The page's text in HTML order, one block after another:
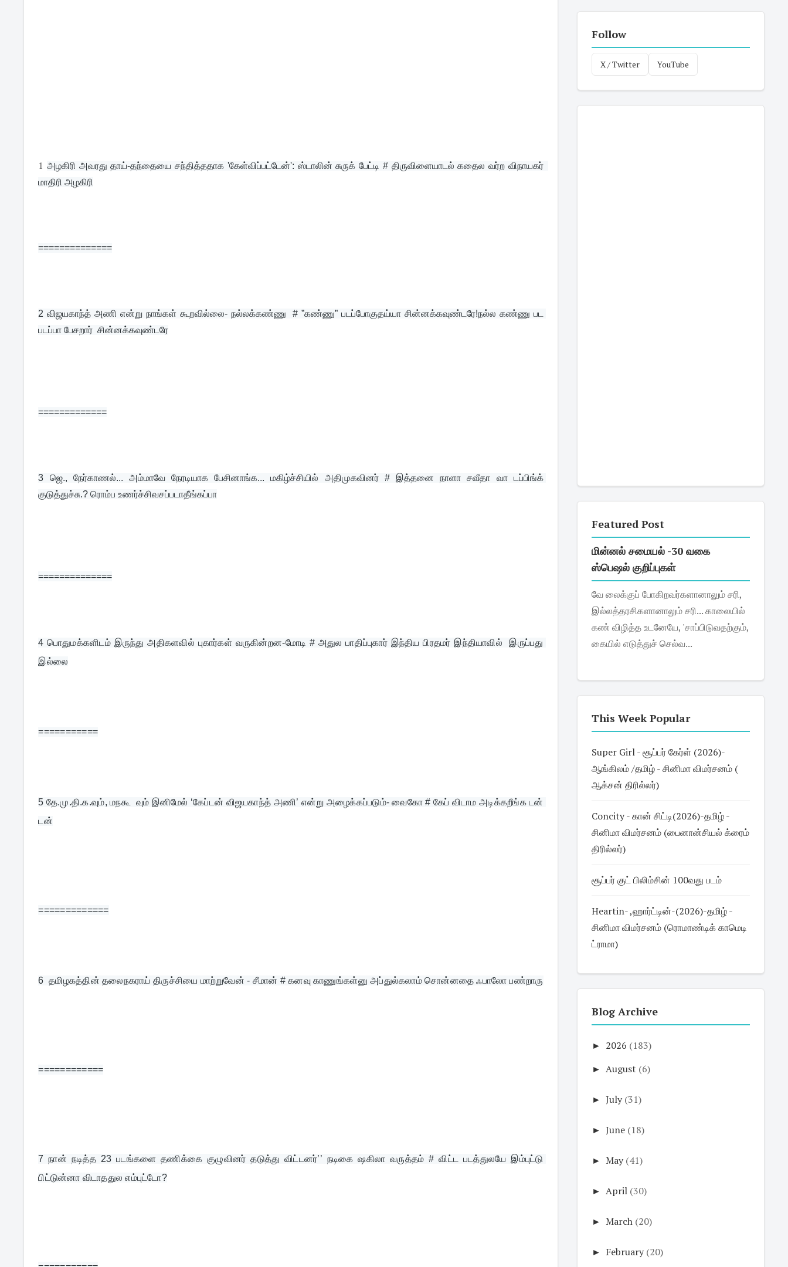
1அழகிரி அவரது தாய்-தந்தையை சந்தித்ததாக 'கேள்விப்பட்டேன்': ஸ்டாலின் சுருக் பேட்டி # திருவிளையாடல் கதைல வர்ற விநாயகர்
மாதிரி அழகிரி
==============
2 விஜயகாந்த் அணி என்று நாங்கள் கூறவில்லை- நல்லக்கண்ணு  # ”கண்ணு” படப்போகுதய்யா சின்னக்கவுண்டரே!நல்ல கண்ணு பட
படப்பா பேசறார்  சின்னக்கவுண்டரே
=============
3 ஜெ., நேர்காணல்... அம்மாவே நேரடியாக பேசினாங்க... மகிழ்ச்சியில் அதிமுகவினர் # இத்தனை நாளா சவீதா வா டப்பிங்க்
குடுத்துச்சு.? ரொம்ப உணர்ச்சிவசப்படாதீங்கப்பா
==============
4 பொதுமக்களிடம் இருந்து அதிகளவில் புகார்கள் வருகின்றன-மோடி # அதுல பாதிப்புகார் இந்திய பிரதமர் இந்தியாவில்  இருப்பது
இல்லை
===========
5 தே.மு.தி.க.வும், மநகூ  வும் இனிமேல் ‘கேப்டன் விஜயகாந்த் அணி’ என்று அழைக்கப்படும்- வைகோ # கேப் விடாம அடிக்கறீங்க டன்
டன்
=============
6 தமிழகத்தின் தலைநகராய் திருச்சியை மாற்றுவேன் - சீமான் # கனவு காணுங்கள்னு அப்துல்கலாம் சொன்னதை ஃபாலோ பண்றாரு
============
7 நான் நடித்த 23 படங்களை தணிக்கை குழுவினர் தடுத்து விட்டனர்’’ நடிகை ஷகிலா வருத்தம் # விட்ட படத்துலயே இம்புட்டு
பிட்டுன்னா விடாததுல எம்புட்டோ?
Follow
X / Twitter YouTube
Featured Post
மின்னல் சமையல் -30 வகை
ஸ்பெஷல் குறிப்புகள்
வே லைக்குப் போகிறவர்களானாலும் சரி,
இல்லத்தரசிகளானாலும் சரி... காலையில்
கண் விழித்த உடனேயே, 'சாப்பிடுவதற்கும்,
கையில் எடுத்துச் செல்வ...
This Week Popular
Super Girl - சூப்பர் கேர்ள் (2026)-
ஆங்கிலம் /தமிழ் - சினிமா விமர்சனம் (
ஆக்சன் திரில்லர்)
Concity - கான் சிட்டி(2026)-தமிழ் -
சினிமா விமர்சனம் (பைனான்சியல் க்ரைம்
திரில்லர்)
சூப்பர் குட் பிலிம்சின் 100வது படம்
Heartin- ,ஹார்ட்டின்-(2026)-தமிழ் -
சினிமா விமர்சனம் (ரொமாண்டிக் காமெடி
ட்ராமா)
Blog Archive
► 2026 (183)
► August (6)
► July (31)
► June (18)
► May (41)
► April (30)
► March (20)
► February (20)